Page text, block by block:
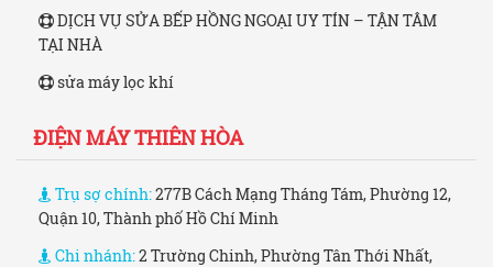
DỊCH VỤ SỬA BẾP HỒNG NGOẠI UY TÍN – TẬN TÂM
TẠI NHÀ
sửa máy lọc khí
ĐIỆN MÁY THIÊN HÒA
Trụ sợ chính:277B Cách Mạng Tháng Tám, Phường 12,
Quận 10, Thành phố Hồ Chí Minh
Chi nhánh:2 Trường Chinh, Phường Tân Thới Nhất,